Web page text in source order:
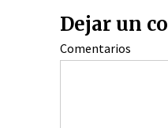
Dejar un
Comentarios